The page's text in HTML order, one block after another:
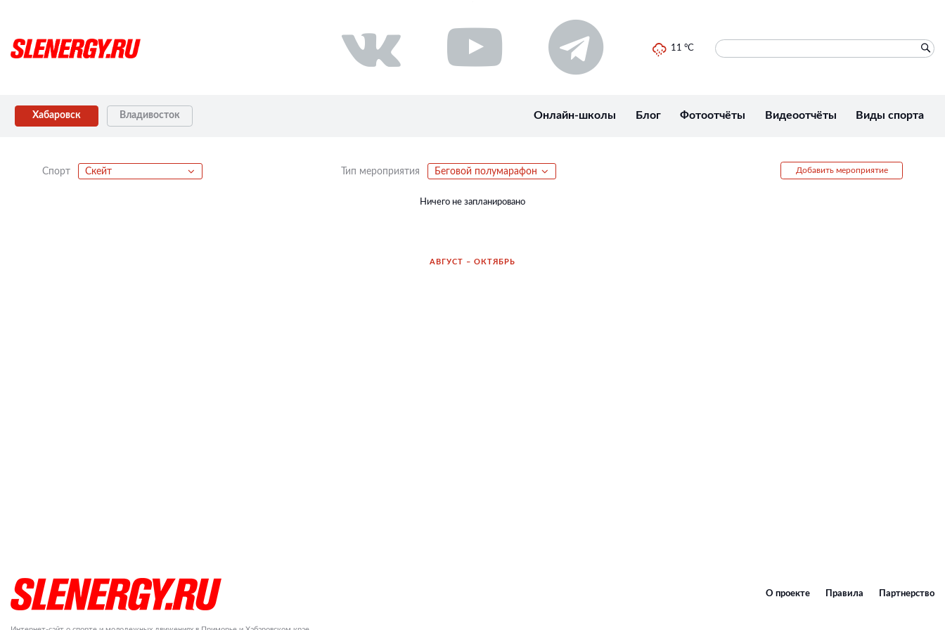
11 °C
Хабаровск Владивосток Онлайн-школы Блог Фотоотчёты Видеоотчёты Виды спорта
Спорт Скейт Тип мероприятия Беговой полумарафон Добавить мероприятие
Ничего не запланировано
АВГУСТ – ОКТЯБРЬ
О проекте Правила Партнерство